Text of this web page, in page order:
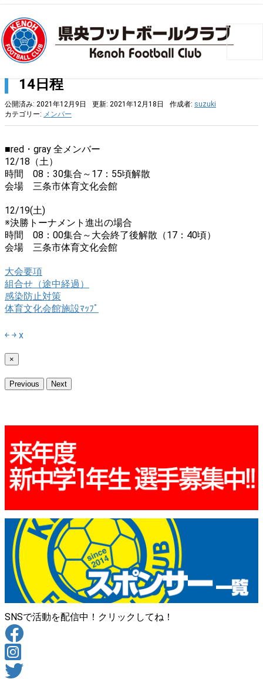
トップ>メンバー>12/18(土)･19(日) 会長杯ﾌｯﾄｻﾙ大会U-14日程
12/18(土)･19(日) 会長杯ﾌｯﾄｻﾙ大会U-
14日程
公開済み: 2021年12月9日 更新: 2021年12月18日 作成者: suzuki
カテゴリー: メンバー
■red・gray 全メンバー
12/18（土）
時間 08：30集合～17：55頃解散
会場 三条市体育文化会館
12/19(土)
※決勝トーナメント進出の場合
時間 08：00集合～大会終了後解散（17：40頃）
会場 三条市体育文化会館
大会要項
組合せ（途中経過）
感染防止対策
体育文化会館施設ﾏｯﾌﾟ
￩ ￫ x
×
Previous Next
SNSで活動を配信中！クリックしてね！